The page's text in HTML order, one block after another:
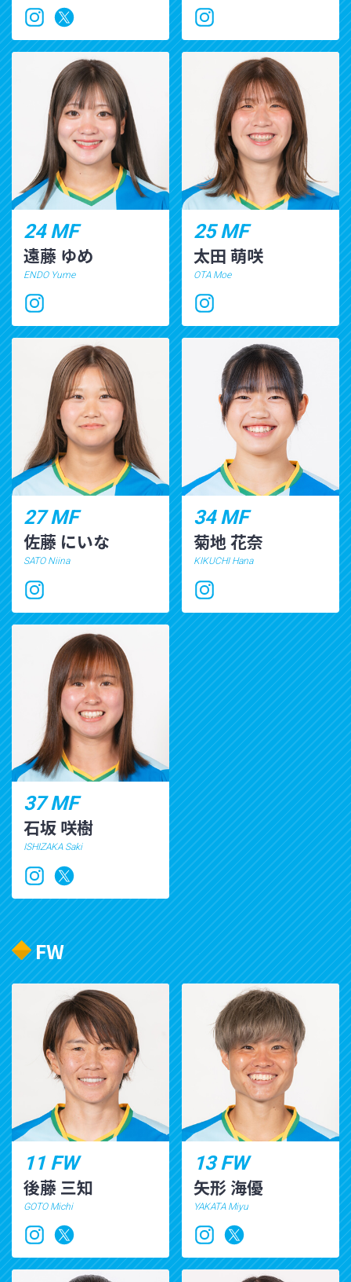
24 MF
遠藤 ゆめ
ENDO Yume
25 MF
太田 萌咲
OTA Moe
27 MF
佐藤 にいな
SATO Niina
34 MF
菊地 花奈
KIKUCHI Hana
37 MF
石坂 咲樹
ISHIZAKA Saki
FW
11 FW
後藤 三知
GOTO Michi
13 FW
矢形 海優
YAKATA Miyu